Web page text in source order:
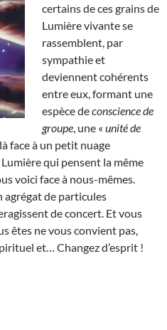
certains de ces grains de
Lumière vivante se
rassemblent, par
sympathie et
deviennent cohérents
entre eux, formant une
espèce deconscience de
groupe , une « unité de
face à un petit nuage
qui pensent la même
voici face à nous-mêmes.
agrégat de particules
de concert. Et vous
êtes ne vous convient pas,
et… Changez d’esprit !